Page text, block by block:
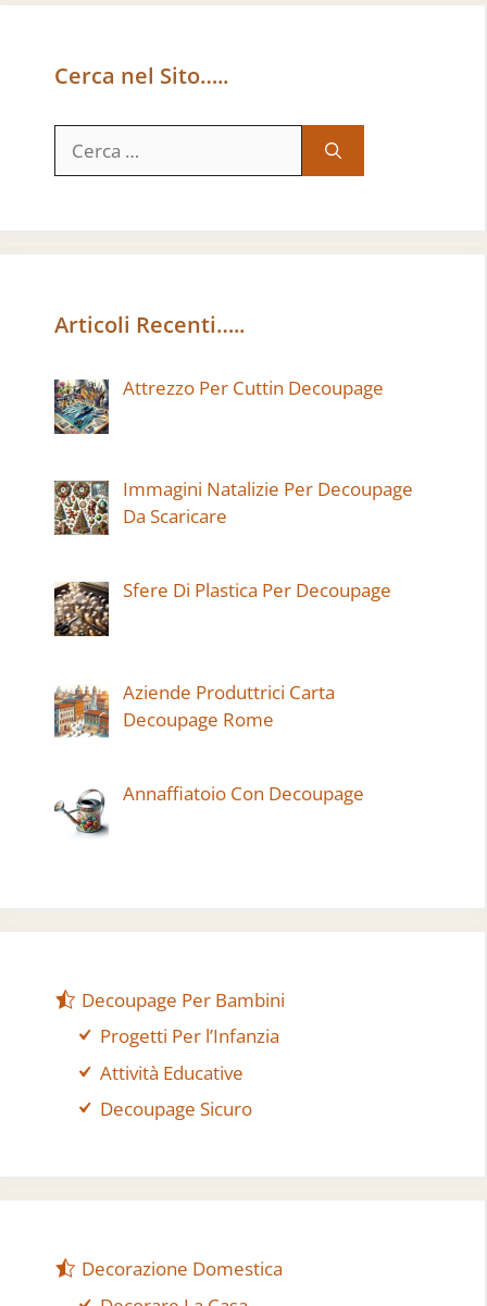
Cerca nel Sito…..
per:
Articoli Recenti…..
Attrezzo Per Cuttin Decoupage
Immagini Natalizie Per Decoupage
Da Scaricare
Sfere Di Plastica Per Decoupage
Aziende Produttrici Carta
Decoupage Rome
Annaffiatoio Con Decoupage
Decoupage Per Bambini
Progetti Per l’Infanzia
Attività Educative
Decoupage Sicuro
Decorazione Domestica